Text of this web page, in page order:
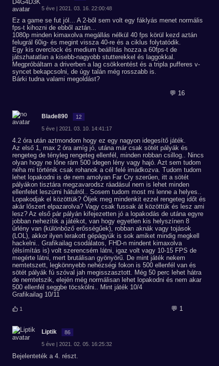
5 éve | 2021. 03. 16. 22:00:48
Ez a game se fut jól... A 2-ből sem volt egy fáklyás menet normális
fps-t kihozni de ebből aztán...
1080p minden kimaxolva megállás nélkül 40 fps körül kezd aztán
felugrál 60ig- és megint vissza 40-re és a ciklus folytatódik.
Egy kis overclock és medium beállítás hozza a 60fps-t de
játszhatatlan a kisebb-nagyobb stutterekkel és laggokkal.
Megpróbáltam a driverben a lag csökkentést és a tripla pufferes v-
syncet bekapcsolni, de úgy talán még rosszabb is.
Bárki tudna valami megoldást?
💬 16
Blade890 12
5 éve | 2021. 03. 10. 14:41:17
4.2 óra után aztmondom hogy ez egy nagyon idegesítő játék.
Az első 1, max 2 óra amíg jó, utána már csak sötét pályák és
rengeteg de tényleg rengeteg ellenfél, minden robban csillog.. Nincs
olyan hogy ne lőne rám 500 idegen lény vagy hajó. Azt sem tudom
néha mi történik csak rohanok a cél felé imádkozva. Tudom tudom
lehet lopakodni is de nem amolyan Far Cry szerűen, itt a sötét
pályákon tisztára megzavarodsz ráadásul nem is lehet minden
ellenfelet leszúrni hátulról.. Sosem tudom most mi lenne a helyes..
Lopakodjak el közöttük? Öljek meg mindenkit ezzel rengeteg időt és
akár lőszert elpazarolva? Vagy csak fussak át közöttük és lesz ami
lesz? Az első pár pályán kifejezetten jó a lopakodás de utána egyre
jobban nehezítik a játékot, van hogy egyetlen kis helyszínen 8
űrlény van (különböző erősségűek), robban aknák vagy tojások
(LOL), akkor ilyen lerakott gépágyúk is sok amiket mindig megkell
hackelni.. Grafikailag csodálatos, FHD-n mindent kimaxolva
(élsímítás is) volt szerencsém látni, igaz volt vagy 10-15 FPS de
megérte látni, mert brutálisan gyönyörű. De mint játék nekem
nemtetszett, legkönnyebb nehézségi fokon is 500 ellenfél van és
sötét pályák fú szóval jah megisszasztott. Még 50 perc lehet hátra
de nemtetszik, elején még normálisan lehet lopakodni és nem akar
500 ellenfél seggbe töcskölni.. Mint játék 10/4
Grafikailag 10/11
1 💬 1
Liptik 86
5 éve | 2021. 02. 05. 16:25:32
Bejelenteték a 4. részt.